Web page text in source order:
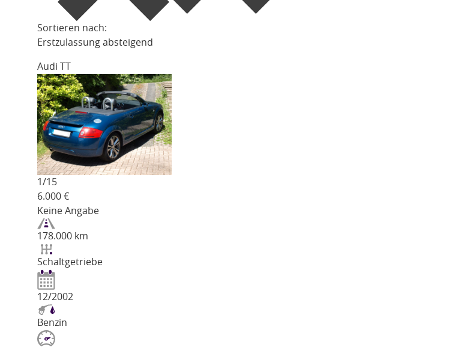
Sortieren nach:
Erstzulassung absteigend
Audi TT
1/15
6.000 €
Keine Angabe
178.000 km
Schaltgetriebe
12/2002
Benzin